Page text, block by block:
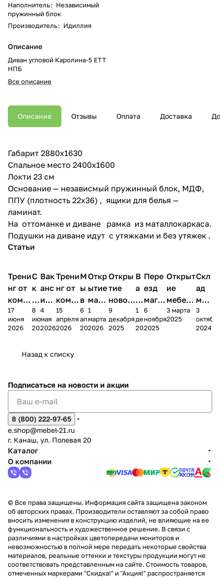
Наполнитель: Независимый
пружинный блок
Производитель: Идиллия
Описание
Диван угловой Каролина-5 ЕТТ
НПБ
Все описание
Описание Отзывы Оплата Доставка
Габарит 2880х1630
Спальное место 2400х1600
Локти 23 см
Основание — независмый пружинный блок, МДФ,
ППУ (плотность 22х36) , ящики для белья —
ламинат.
На оттоманке и диване рамка из маталлокаркаса.
Подушки на диване идут с утяжками и без утяжек .
Статьи
Трени
нг от
комп
ании
Мело
17
июня
2026
С
к
и
д
к
2
8
июня
2026
Вак
анс
ия в
Чеб
окс
4
мая
2026
Трени
нг от
комп
ании
Мело
15
апреля
2026
М
ы
в
М
А
6
апреля
2026
Откр
ытие
мага
зина
в
1
марта
2026
Откры
тие
новог
о
магаз
9
декабря
2025
В
а
к
а
н
1
декабря
2025
Пере
езд
магаз
ина в
г.
6
ноября
2025
Открыт
ие
мебель
ного
салона
3 марта
2025
Скл
ад
меб
ели
пер
3
2024
Назад к списку
Подписаться на новости и акции
8 (800) 222-97-65
e.shop@mebel-21.ru
г. Канаш, ул. Полевая 20
Каталог
О компании
© Все права защищены. Информация сайта защищена законом
об авторских правах. Производители оставляют за собой право
вносить изменения в конструкцию изделий, не влияющие на ее
функциональность и художественное решение. В связи с
различиями в настройках цветопередачи мониторов и
невозможностью в полной мере передать некоторые свойства
материалов, реальные оттенки и текстуры продукции могут не
соответствовать представленным на сайте. Стоимость товаров,
отмеченных маркерами "Скидка!" и "Акция!" распространяется